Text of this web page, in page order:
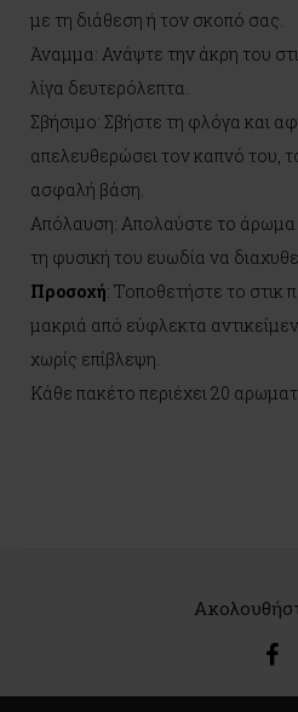
με τη διάθεση ή τον σκοπό σας.
Άναμμα: Ανάψτε την άκρη του
λίγα δευτερόλεπτα.
Σβήσιμο: Σβήστε τη φλόγα και
απελευθερώσει τον καπνό του,
ασφαλή βάση.
Απόλαυση: Απολαύστε το
τη φυσική του ευωδία να
Προσοχή: Τοποθετήστε το στικ
μακριά από εύφλεκτα
χωρίς επίβλεψη.
Κάθε πακέτο περιέχει 20